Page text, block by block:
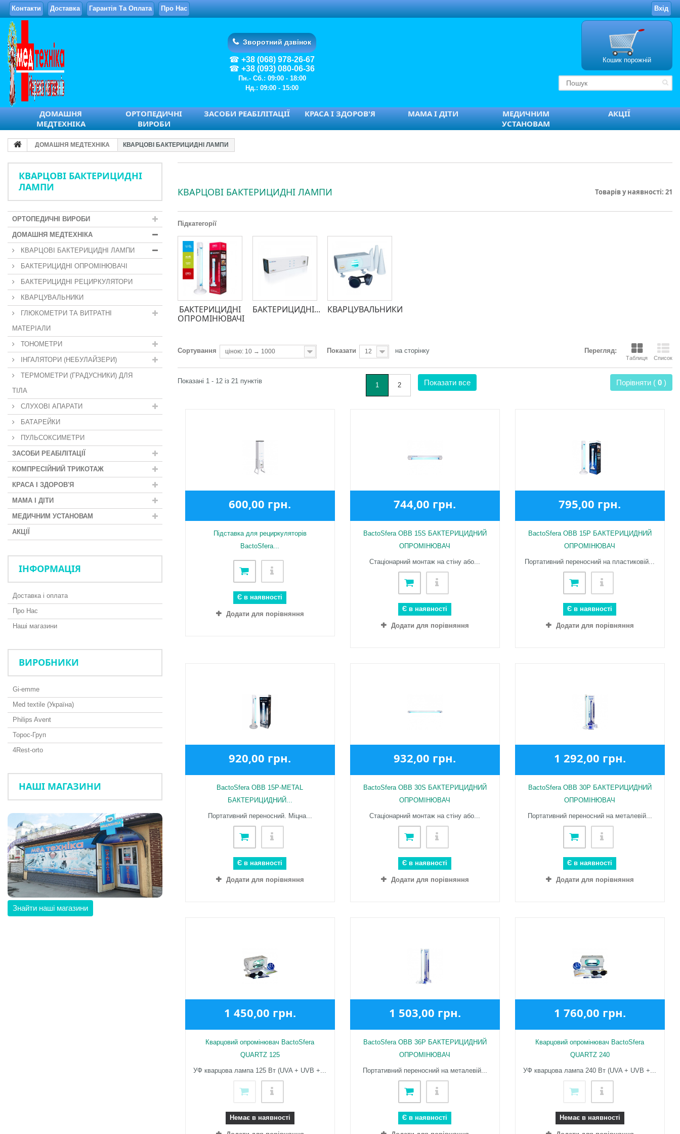
Контакти Доставка Гарантія Та Оплата Про Нас Вхід
Зворотний дзвінок
+38 (068) 978-26-67
+38 (093) 080-06-36
Пн.- Сб.: 09:00 - 18:00
Нд.: 09:00 - 15:00
Кошик порожній
ДОМАШНЯ
МЕДТЕХНІКА
ОРТОПЕДИЧНІ
ВИРОБИ
ЗАСОБИ РЕАБІЛІТАЦІЇ КРАСА І ЗДОРОВ'Я МАМА І ДІТИ
МЕДИЧНИМ
УСТАНОВАМ
АКЦІЇ
ДОМАШНЯ МЕДТЕХНІКА КВАРЦОВІ БАКТЕРИЦИДНІ ЛАМПИ
КВАРЦОВІ БАКТЕРИЦИДНІ
ЛАМПИ
ОРТОПЕДИЧНІ ВИРОБИ
ДОМАШНЯ МЕДТЕХНІКА
КВАРЦОВІ БАКТЕРИЦИДНІ ЛАМПИ
БАКТЕРИЦИДНІ ОПРОМІНЮВАЧІ
БАКТЕРИЦИДНІ РЕЦИРКУЛЯТОРИ
КВАРЦУВАЛЬНИКИ
ГЛЮКОМЕТРИ ТА ВИТРАТНІ
МАТЕРІАЛИ
ТОНОМЕТРИ
ІНГАЛЯТОРИ (НЕБУЛАЙЗЕРИ)
ТЕРМОМЕТРИ (ГРАДУСНИКИ) ДЛЯ
ТІЛА
СЛУХОВІ АПАРАТИ
БАТАРЕЙКИ
ПУЛЬСОКСИМЕТРИ
ЗАСОБИ РЕАБІЛІТАЦІЇ
КОМПРЕСІЙНИЙ ТРИКОТАЖ
КРАСА І ЗДОРОВ'Я
МАМА І ДІТИ
МЕДИЧНИМ УСТАНОВАМ
АКЦІЇ
ІНФОРМАЦІЯ
Доставка і оплата
Про Нас
Наші магазини
ВИРОБНИКИ
Gi-emme
Med textile (Україна)
Philips Avent
Торос-Груп
4Rest-orto
НАШІ МАГАЗИНИ
Знайти наші магазини
КВАРЦОВІ БАКТЕРИЦИДНІ ЛАМПИ Товарів у наявності: 21
Підкатегорії
БАКТЕРИЦИДНІ
ОПРОМІНЮВАЧІ
БАКТЕРИЦИДНІ... КВАРЦУВАЛЬНИКИ
Перегляд:
Таблиця Список
Сортування ціною: 10 → 1000 Показати 12 на сторінку
Порівняти ( 0 )
Показати все
1 2
Показані 1 - 12 із 21 пунктів
600,00 грн.
Підставка для рециркуляторів
BactoSfera...
Є в наявності
Додати для порівняння
744,00 грн.
BactoSfera OBB 15S БАКТЕРИЦИДНИЙ
ОПРОМІНЮВАЧ
Стаціонарний монтаж на стіну або...
Є в наявності
Додати для порівняння
795,00 грн.
BactoSfera OBB 15P БАКТЕРИЦИДНИЙ
ОПРОМІНЮВАЧ
Портативний переносний на пластиковій...
Є в наявності
Додати для порівняння
920,00 грн.
BactoSfera OBB 15Р-METAL
БАКТЕРИЦИДНИЙ...
Портативний переносний. Міцна...
Є в наявності
Додати для порівняння
932,00 грн.
BactoSfera OBB 30S БАКТЕРИЦИДНИЙ
ОПРОМІНЮВАЧ
Стаціонарний монтаж на стіну або...
Є в наявності
Додати для порівняння
1 292,00 грн.
BactoSfera OBB 30P БАКТЕРИЦИДНИЙ
ОПРОМІНЮВАЧ
Портативний переносний на металевій...
Є в наявності
Додати для порівняння
1 450,00 грн.
Кварцовий опромінювач BactoSfera
QUARTZ 125
УФ кварцова лампа 125 Вт (UVA + UVB +...
Немає в наявності
1 503,00 грн.
BactoSfera OBB 36P БАКТЕРИЦИДНИЙ
ОПРОМІНЮВАЧ
Портативний переносний на металевій...
Є в наявності
1 760,00 грн.
Кварцовий опромінювач BactoSfera
QUARTZ 240
УФ кварцова лампа 240 Вт (UVA + UVB +...
Немає в наявності